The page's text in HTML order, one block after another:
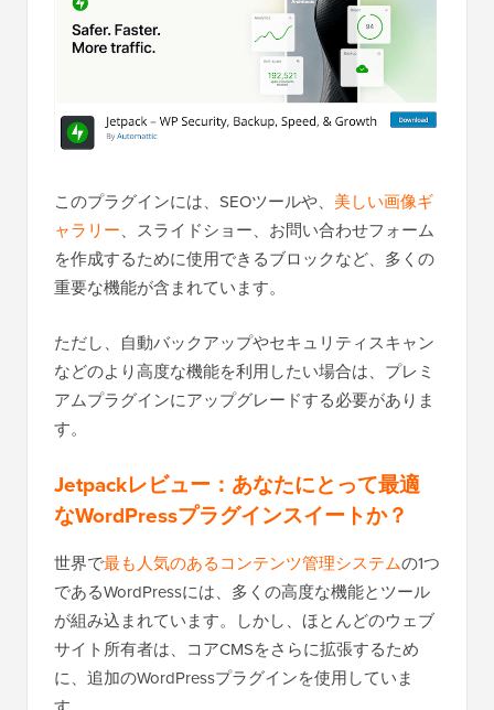
このプラグインには、SEOツールや、 美しい画像ギ
ャラリー、スライドショー、お問い合わせフォーム
を作成するために使用できるブロックなど、多くの
重要な機能が含まれています。
ただし、自動バックアップやセキュリティスキャン
などのより高度な機能を利用したい場合は、プレミ
アムプラグインにアップグレードする必要がありま
す。
Jetpackレビュー：あなたにとって最適
なWordPressプラグインスイートか？
世界で最も人気のあるコンテンツ管理システムの1つ
であるWordPressには、多くの高度な機能とツール
が組み込まれています。しかし、ほとんどのウェブ
サイト所有者は、コアCMSをさらに拡張するため
に、追加のWordPressプラグインを使用していま